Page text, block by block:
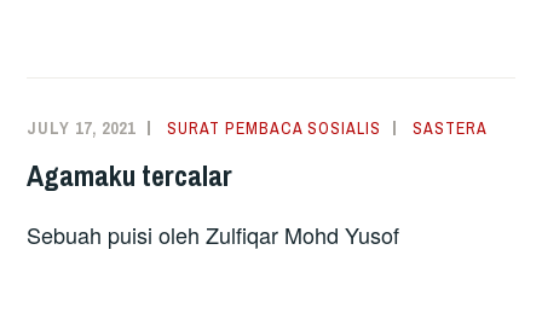
JULY 17, 2021 SURAT PEMBACA SOSIALIS SASTERA
Agamaku tercalar
Sebuah puisi oleh Zulfiqar Mohd Yusof